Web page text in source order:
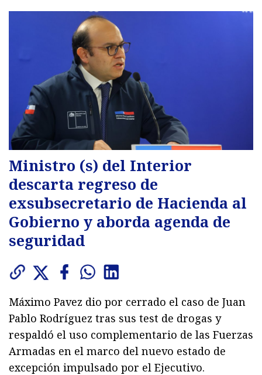
Ministro (s) del Interior
descarta regreso de
exsubsecretario de Hacienda al
Gobierno y aborda agenda de
seguridad
Máximo Pavez dio por cerrado el caso de Juan
Pablo Rodríguez tras sus test de drogas y
respaldó el uso complementario de las Fuerzas
Armadas en el marco del nuevo estado de
excepción impulsado por el Ejecutivo.